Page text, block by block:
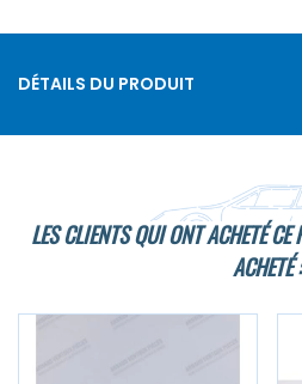
DÉTAILS DU PRODUIT
LES CLIENTS QUI ONT ACHETÉ
ACHETÉ :